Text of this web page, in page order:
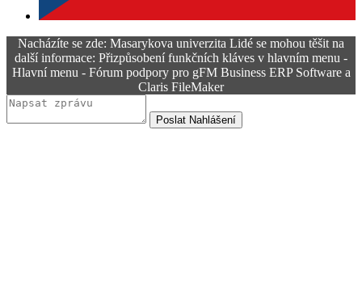
Nacházíte se zde: Masarykova univerzita Lidé se mohou těšit na
další informace: Přizpůsobení funkčních kláves v hlavním menu -
Hlavní menu - Fórum podpory pro gFM Business ERP Software a
Claris FileMaker